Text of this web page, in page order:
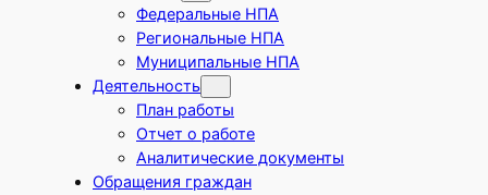
Федеральные НПА
Региональные НПА
Муниципальные НПА
Деятельность
План работы
Отчет о работе
Аналитические документы
Обращения граждан